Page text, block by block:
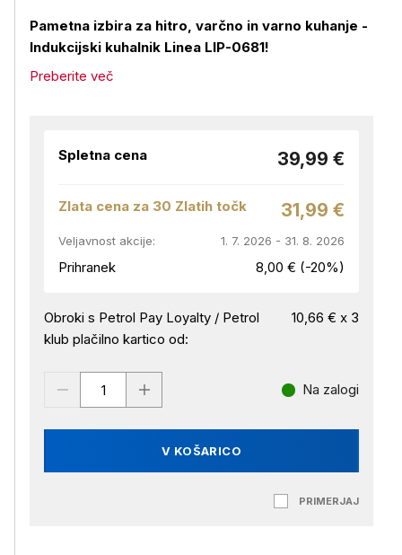
Pametna izbira za hitro, varčno in varno kuhanje -
Indukcijski kuhalnik Linea LIP-0681!
Preberite več
Spletna cena 39,99 €
Zlata cena za 30 Zlatih točk 31,99 €
Veljavnost akcije: 1. 7. 2026 - 31. 8. 2026
Prihranek 8,00 € (-20%)
Obroki s Petrol Pay Loyalty / Petrol
klub plačilno kartico od:
10,66 € x 3
V KOŠARICO
Na zalogi
PRIMERJAJ